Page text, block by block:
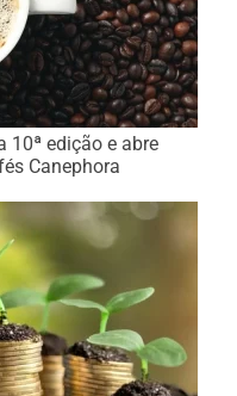
10ª edição e abre
Canephora